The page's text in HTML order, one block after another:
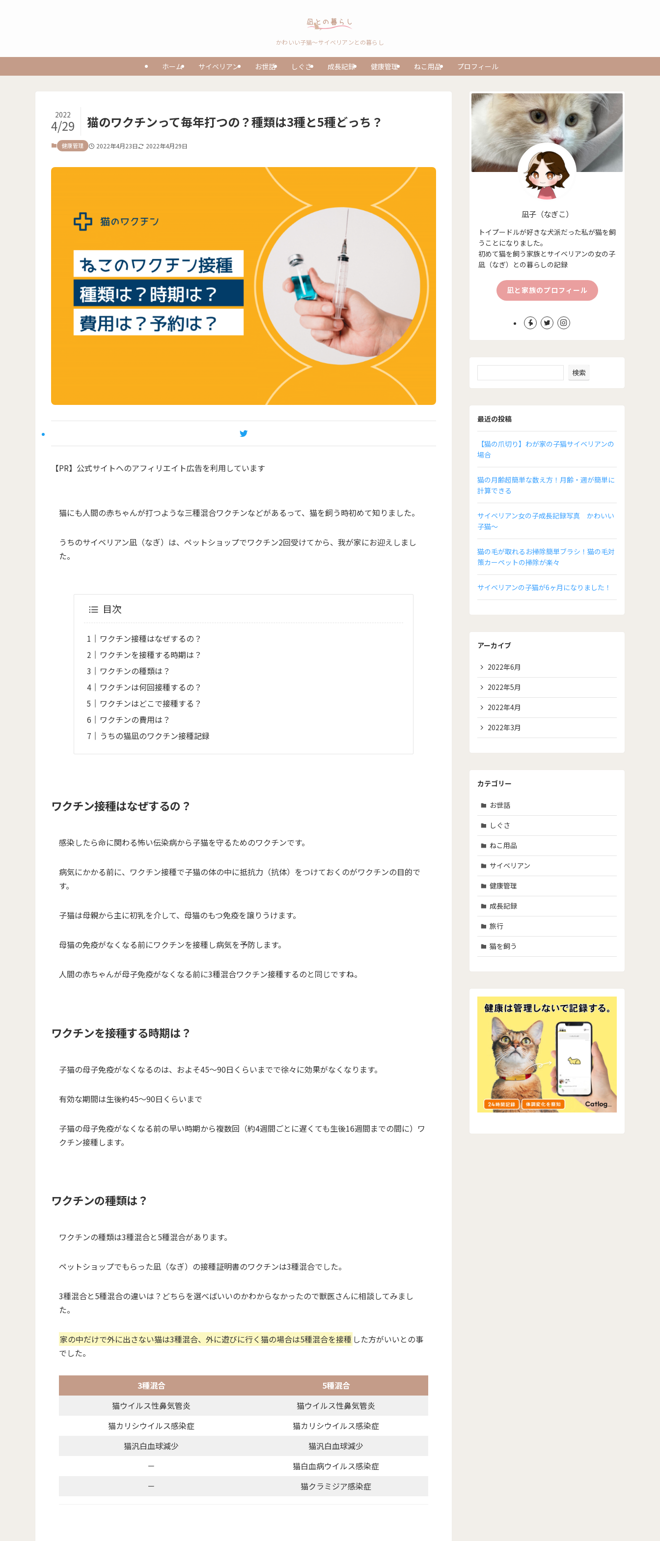
かわいい子猫～サイベリアンとの暮らし
ホーム サイベリアン お世話 しぐさ 成長記録 健康管理 ねこ用品 プロフィール
猫のワクチンって毎年打つの？種類は3種と5種どっち？
2022
4/29
健康管理 2022年4月23日 2022年4月29日
【PR】公式サイトへのアフィリエイト広告を利用しています
猫にも人間の赤ちゃんが打つような三種混合ワクチンなどがあるって、猫を飼う時初めて知りました。
うちのサイベリアン凪（なぎ）は、ペットショップでワクチン2回受けてから、我が家にお迎えしまし
た。
目次
ワクチン接種はなぜするの？
ワクチンを接種する時期は？
ワクチンの種類は？
ワクチンは何回接種するの？
ワクチンはどこで接種する？
ワクチンの費用は？
うちの猫凪のワクチン接種記録
ワクチン接種はなぜするの？
感染したら命に関わる怖い伝染病から子猫を守るためのワクチンです。
病気にかかる前に、ワクチン接種で子猫の体の中に抵抗力（抗体）をつけておくのがワクチンの目的で
す。
子猫は母親から主に初乳を介して、母猫のもつ免疫を譲りうけます。
母猫の免疫がなくなる前にワクチンを接種し病気を予防します。
人間の赤ちゃんが母子免疫がなくなる前に3種混合ワクチン接種するのと同じですね。
ワクチンを接種する時期は？
子猫の母子免疫がなくなるのは、およそ45～90日くらいまでで徐々に効果がなくなります。
有効な期間は生後約45～90日くらいまで
子猫の母子免疫がなくなる前の早い時期から複数回（約4週間ごとに遅くても生後16週間までの間に）ワ
クチン接種します。
ワクチンの種類は？
ワクチンの種類は3種混合と5種混合があります。
ペットショップでもらった凪（なぎ）の接種証明書のワクチンは3種混合でした。
3種混合と5種混合の違いは？どちらを選べばいいのかわからなかったので獣医さんに相談してみまし
た。
家の中だけで外に出さない猫は3種混合、外に遊びに行く猫の場合は5種混合を接種 した方がいいとの事
でした。
3種混合
5種混合
猫ウイルス性鼻気管炎
猫ウイルス性鼻気管炎
猫カリシウイルス感染症
猫カリシウイルス感染症
猫汎白血球減少
猫汎白血球減少
－
猫白血病ウイルス感染症
－
猫クラミジア感染症
凪子（なぎこ）
トイプードルが好きな犬派だった私が猫を飼
うことになりました。
初めて猫を飼う家族とサイベリアンの女の子
凪（なぎ）との暮らしの記録
凪と家族のプロフィール
検索
最近の投稿
【猫の爪切り】わが家の子猫サイベリアンの
場合
猫の月齢超簡単な数え方！月齢・週が簡単に
計算できる
サイベリアン女の子成長記録写真 かわいい
子猫～
猫の毛が取れるお掃除簡単ブラシ！猫の毛対
策カーペットの掃除が楽々
サイベリアンの子猫が6ヶ月になりました！
アーカイブ
2022年6月
2022年5月
2022年4月
2022年3月
カテゴリー
お世話
しぐさ
ねこ用品
サイベリアン
健康管理
成長記録
旅行
猫を飼う